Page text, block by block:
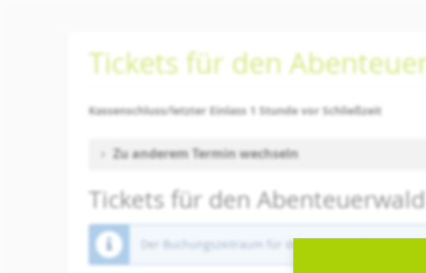
Tickets für den
Kassenschluss/letzter Einlass 1 Stunde vor Schließzeit
Zu anderem Termin wechseln
Tickets für den
Der Buchungszeitraum für diese Veranstaltung ist